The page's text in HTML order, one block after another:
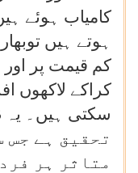
کامیاب ہوئے
ہوتے ہیں
کم قیمت پر
کراکے لاکھوں
سکتی ہیں۔ یہ
تحقیق ہے جس
متاثر ہر